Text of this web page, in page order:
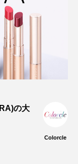
の大
Colorcle